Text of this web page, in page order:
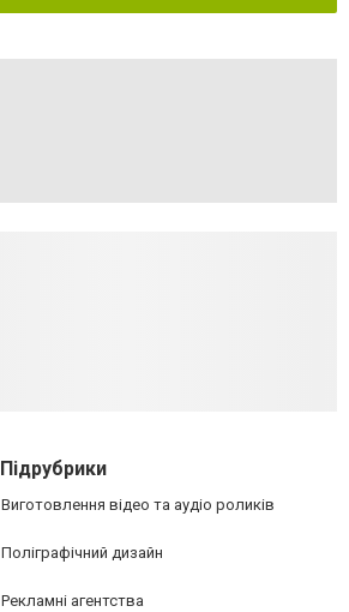
Підрубрики
Виготовлення відео та аудіо роликів
Поліграфічний дизайн
Рекламні агентства